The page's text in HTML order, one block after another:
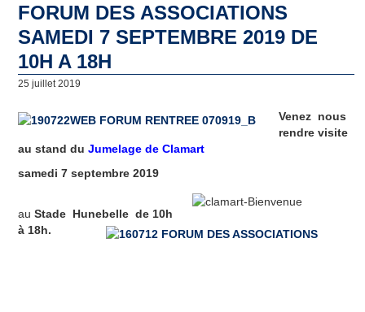
Jumelage
Clamart
Lunebourg
North Lincolnshire
Majadahonda
Penamacor
FORUM DES ASSOCIATIONS
SAMEDI 7 SEPTEMBRE 2019 DE
10H A 18H
25 juillet 2019
Venez nous
rendre visite
au stand du Jumelage de Clamart
samedi 7 septembre 2019
au Stade Hunebelle de 10h
à 18h.